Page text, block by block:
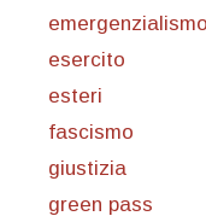
emergenzialismo
esercito
esteri
fascismo
giustizia
green pass